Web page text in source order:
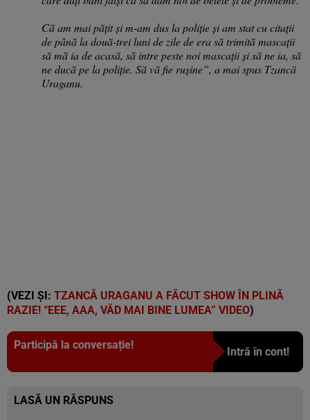
Că am mai pățit și m-am dus la poliție și am stat cu citații
de până la două-trei luni de zile de era să trimită mascații
să mă ia de acasă, să intre peste noi mascații și să ne ia, să
ne ducă pe la poliție. Să vă fie rușine”, a mai spus Tzancă
Uraganu.
(VEZI ȘI: TZANCĂ URAGANU A FĂCUT SHOW ÎN PLINĂ
RAZIE! “EEE, AAA, VĂD MAI BINE LUMEA” VIDEO)
Participă la conversație!
Intră în cont!
LASĂ UN RĂSPUNS